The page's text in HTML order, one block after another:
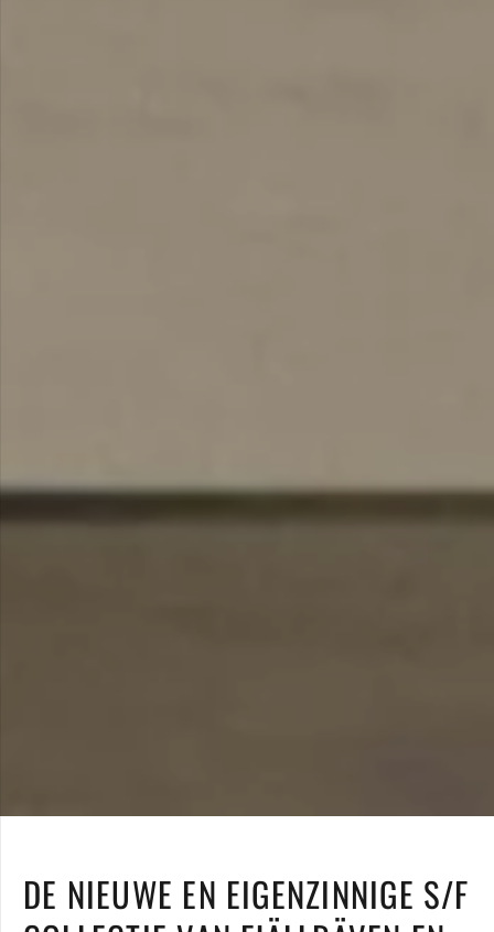
DE NIEUWE EN EIGENZINNIGE S/F